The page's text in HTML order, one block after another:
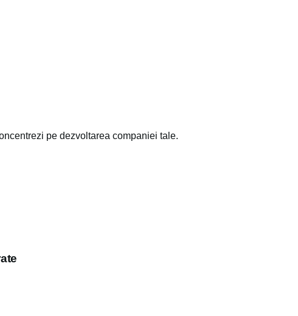
pe dezvoltarea companiei tale.